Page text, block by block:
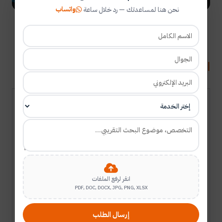
عناوين بحوث ماجستير ودكتوراه في ديوان
المظالم
13
ماجستير ودكتوراه في
ديوان المظالم:
للإدارة في المجال
ديوان المظالم
السعودي
جعلاب
2017 دورية
نحن هنا لمساعدتك — رد خلال ساعة واتساب
انقر لرفع الملفات
PDF, DOC, DOCX, JPG, PNG, XLSX
إرسال الطلب